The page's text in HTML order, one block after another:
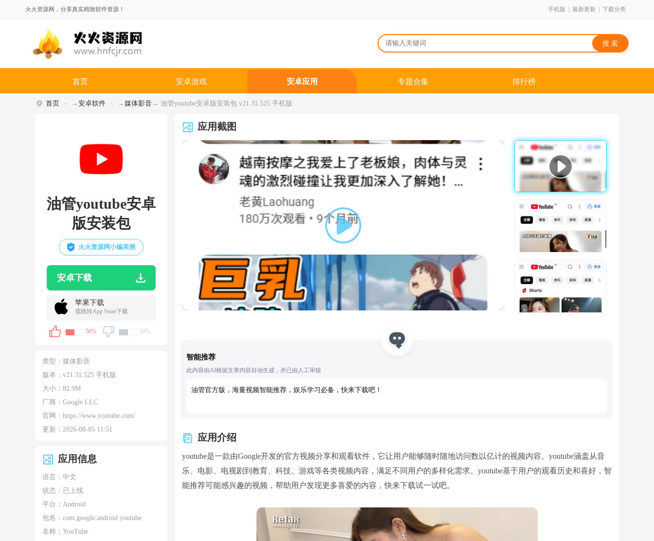
火火资源网，分享真实精致软件资源！ 手机版 最新更新 下载分类
首页 安卓游戏 安卓应用 专题合集 排行榜
首页 → 安卓软件 → 媒体影音 → 油管youtube安卓版安装包 v21.31.525 手机版
油管youtube安卓
版安装包
火火资源网小编亲测
安卓下载
苹果下载
需跳转App Store下载
50% 50%
类型： 媒体影音
版本：v21.31.525 手机版
大小： 82.9M
厂商：Google LLC
官网： https://www.youtube.com/
更新： 2026-08-05 11:51
应用信息
语言：中文
状态：已上线
平台：Android
包名： com.google.android.youtube
名称： YouTube
应用截图
Play
智能推荐
此内容由AI根据文章内容自动生成，并已由人工审核
油管官方版，海量视频智能推荐，娱乐学习必备，快来下载吧！
应用介绍
youtube是一款由Google开发的官方视频分享和观看软件，它让用户能够随时随地访问数以亿计的视频内容。youtube涵盖从音
乐、电影、电视剧到教育、科技、游戏等各类视频内容，满足不同用户的多样化需求。youtube基于用户的观看历史和喜好，智
能推荐可能感兴趣的视频，帮助用户发现更多喜爱的内容，快来下载试一试吧。